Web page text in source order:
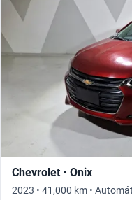
Chevrolet • Onix
2023 • 41,000 km •